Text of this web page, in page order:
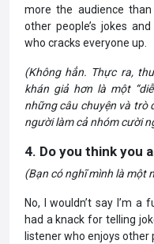
more the audience
other people’s jokes
who cracks everyone up.
(Không hẳn. Thực ra,
khán giả hơn là một
những câu chuyện và trò
người làm cả nhóm cười
4. Do you think you
(Bạn có nghĩ mình là một
No, I wouldn’t say I’m a
had a knack for telling
listener who enjoys other